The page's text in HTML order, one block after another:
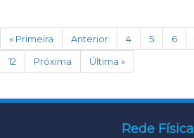
« Primeira Anterior 4 5 6
12
Próxima Última »
Rede Física